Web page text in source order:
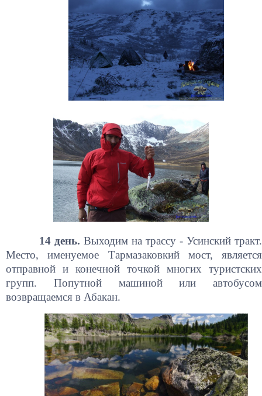
14 день. Выходим на трассу - Усинский тракт.
Место, именуемое Тармазаковкий мост, является
отправной и конечной точкой многих туристских
групп. Попутной машиной или автобусом
возвращаемся в Абакан.